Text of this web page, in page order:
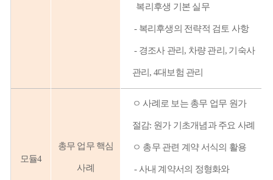
복리후생 기본 실무
- 복리후생의 전략적 검토 사항
- 경조사 관리, 차량 관리, 기숙사
관리, 4대보험 관리
모듈4
총무 업무 핵심
사례
ㅇ사례로 보는 총무 업무 원가
절감: 원가 기초개념과 주요 사례
ㅇ 총무 관련 계약 서식의 활용
-사내 계약서의 정형화와